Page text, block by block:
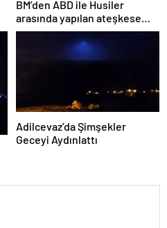
BM’den ABD ile Husiler
arasında yapılan ateşkese
ilişkin değerlendirme
Adilcevaz’da Şimşekler
Geceyi Aydınlattı